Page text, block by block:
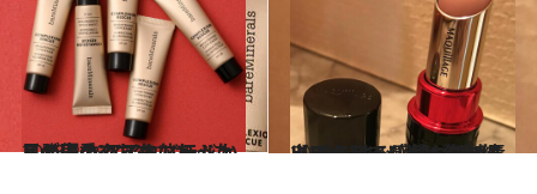
2023.2.19
目の下のクマもなかったことに？ ベアミネラルから発売の アイカバージェルが優秀でした
ビューティ＆ヘルス 2023.2.21
【マキアージュ】名作リップクリーム 気づけば唇ふっくらでリピーター続出 とろける感触も気持ちいい！
ビューティ＆ヘルス